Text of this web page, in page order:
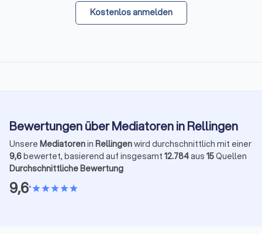
Kostenlos anmelden
Bewertungen über Mediatoren in Rellingen
Unsere Mediatorenin Rellingenwird durchschnittlich mit einer
9,6bewertet, basierend auf insgesamt 12.784aus 15Quellen
Durchschnittliche Bewertung
9,6•starstarstarstarstar